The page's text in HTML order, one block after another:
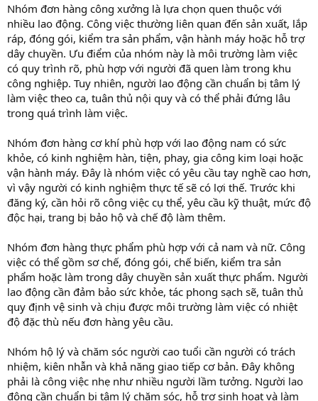
Nhóm đơn hàng công xưởng là lựa chọn quen thuộc với
nhiều lao động. Công việc thường liên quan đến sản xuất, lắp
ráp, đóng gói, kiểm tra sản phẩm, vận hành máy hoặc hỗ trợ
dây chuyền. Ưu điểm của nhóm này là môi trường làm việc
có quy trình rõ, phù hợp với người đã quen làm trong khu
công nghiệp. Tuy nhiên, người lao động cần chuẩn bị tâm lý
làm việc theo ca, tuân thủ nội quy và có thể phải đứng lâu
trong quá trình làm việc.
Nhóm đơn hàng cơ khí phù hợp với lao động nam có sức
khỏe, có kinh nghiệm hàn, tiện, phay, gia công kim loại hoặc
vận hành máy. Đây là nhóm việc có yêu cầu tay nghề cao hơn,
vì vậy người có kinh nghiệm thực tế sẽ có lợi thế. Trước khi
đăng ký, cần hỏi rõ công việc cụ thể, yêu cầu kỹ thuật, mức độ
độc hại, trang bị bảo hộ và chế độ làm thêm.
Nhóm đơn hàng thực phẩm phù hợp với cả nam và nữ. Công
việc có thể gồm sơ chế, đóng gói, chế biến, kiểm tra sản
phẩm hoặc làm trong dây chuyền sản xuất thực phẩm. Người
lao động cần đảm bảo sức khỏe, tác phong sạch sẽ, tuân thủ
quy định vệ sinh và chịu được môi trường làm việc có nhiệt
độ đặc thù nếu đơn hàng yêu cầu.
Nhóm hộ lý và chăm sóc người cao tuổi cần người có trách
nhiệm, kiên nhẫn và khả năng giao tiếp cơ bản. Đây không
phải là công việc nhẹ như nhiều người lầm tưởng. Người lao
động cần chuẩn bị tâm lý chăm sóc, hỗ trợ sinh hoạt và làm